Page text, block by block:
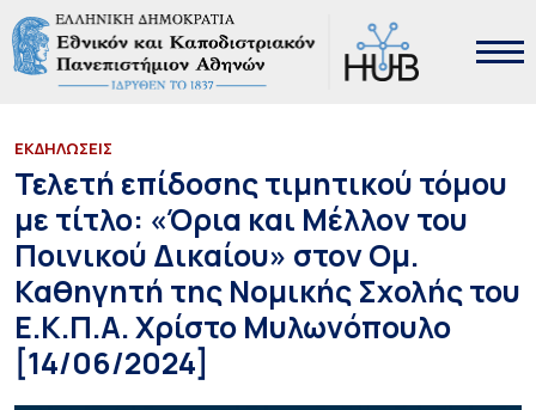
ΕΚΔΗΛΩΣΕΙΣ
Τελετή επίδοσης τιμητικού τόμου
με τίτλο: «Όρια και Μέλλον του
Ποινικού Δικαίου» στον Ομ.
Καθηγητή της Νομικής Σχολής του
Ε.Κ.Π.Α. Χρίστο Μυλωνόπουλο
[14/06/2024]